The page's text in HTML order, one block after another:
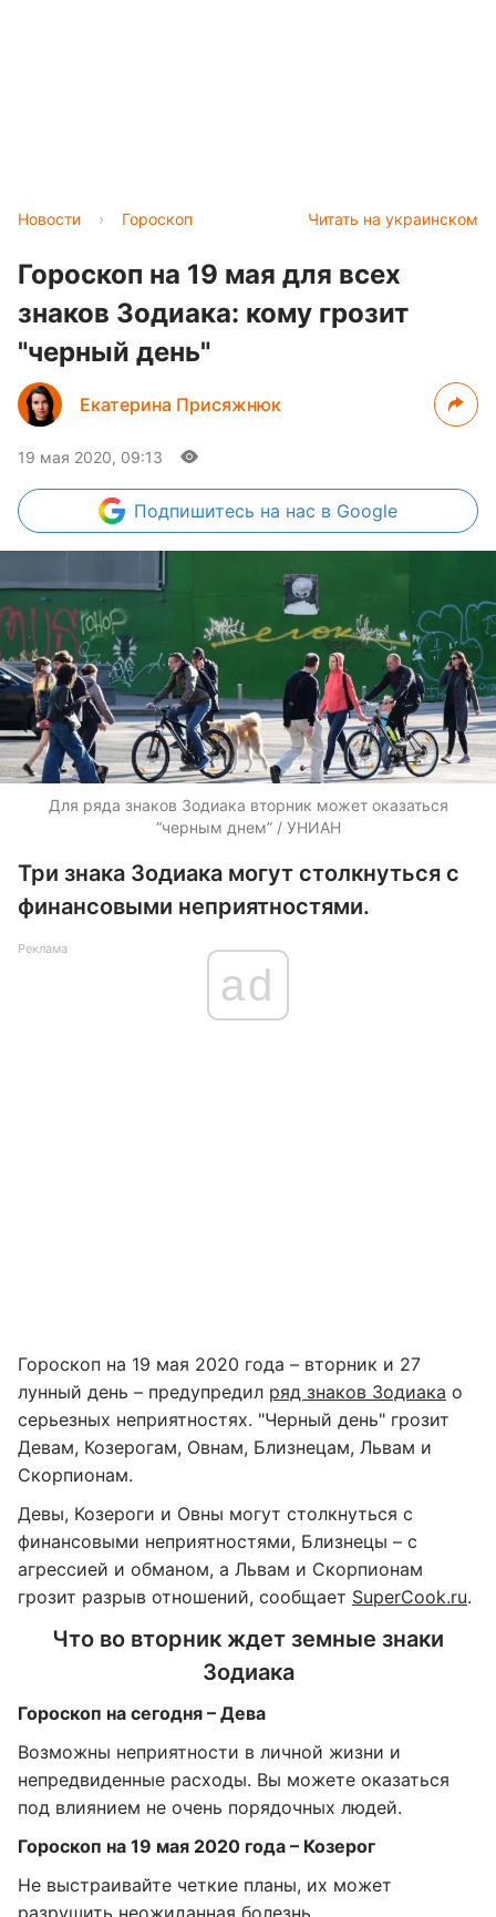
Читать на украинском
Новости › Гороскоп
Гороскоп на 19 мая для всех
знаков Зодиака: кому грозит
"черный день"
Екатерина Присяжнюк
19 мая 2020, 09:13
Подпишитесь на нас в Google
Для ряда знаков Зодиака вторник может оказаться
“черным днем” / УНИАН
Три знака Зодиака могут столкнуться с
финансовыми неприятностями.
Реклама
ad
Гороскоп на 19 мая 2020 года – вторник и 27
лунный день – предупредил ряд знаков Зодиака о
серьезных неприятностях. "Черный день" грозит
Девам, Козерогам, Овнам, Близнецам, Львам и
Скорпионам.
Девы, Козероги и Овны могут столкнуться с
финансовыми неприятностями, Близнецы – с
агрессией и обманом, а Львам и Скорпионам
грозит разрыв отношений, сообщает SuperCook.ru.
Что во вторник ждет земные знаки
Зодиака
Гороскоп на сегодня – Дева
Возможны неприятности в личной жизни и
непредвиденные расходы. Вы можете оказаться
под влиянием не очень порядочных людей.
Гороскоп на 19 мая 2020 года – Козерог
Не выстраивайте четкие планы, их может
разрушить неожиданная болезнь.